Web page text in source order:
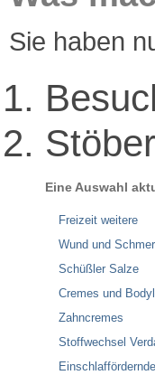
Sie haben
Eine Auswahl
Freizeit weitere
Wund und
Schüßler Salze
Cremes und
Zahncremes
Stoffwechsel